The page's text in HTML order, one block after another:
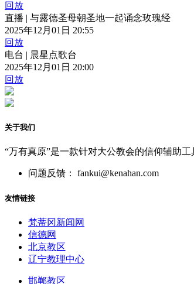
回放
直播 | 与露德圣母朝圣地一起诵念玫瑰经
2025年12月01日 20:55
回放
电台 | 晨星点歌台
2025年12月01日 20:00
回放
关于我们
“万有真原”是一款针对大公教会的信仰辅助
问题反馈： fankui@kenahan.com
友情链接
梵蒂冈新闻网
信德网
北京教区
辽宁教理中心
邯郸教区